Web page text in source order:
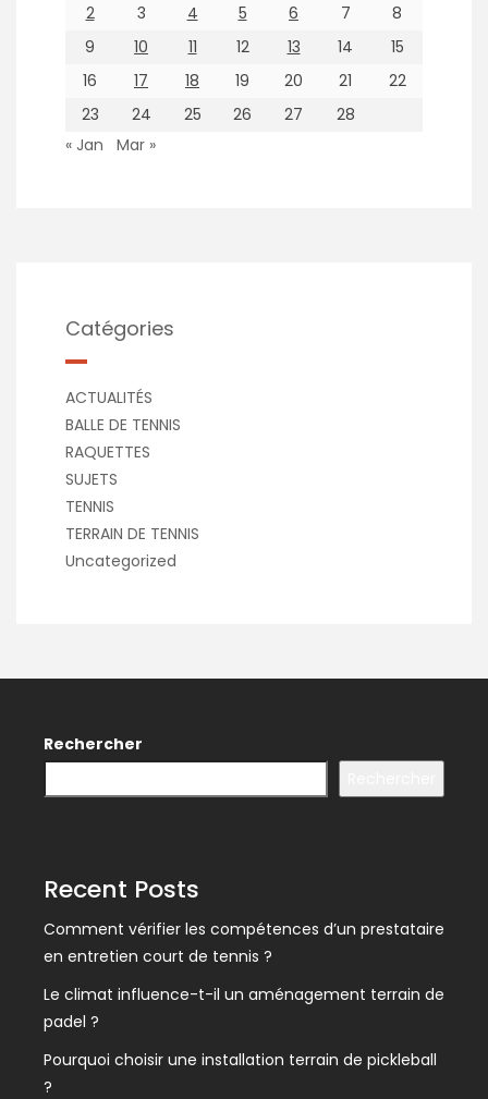
2
3 4 5 6 7
8
9
10 11 12 13 14
15
16
17 18 19 20 21
22
23
24 25 26 27
28
« Jan
Mar »
Catégories
ACTUALITÉS
BALLE DE TENNIS
RAQUETTES
SUJETS
TENNIS
TERRAIN DE TENNIS
Uncategorized
Rechercher
Recent Posts
Comment vérifier les compétences d’un prestataire
en entretien court de tennis ?
Le climat influence-t-il un aménagement terrain de
padel ?
Pourquoi choisir une installation terrain de pickleball
?